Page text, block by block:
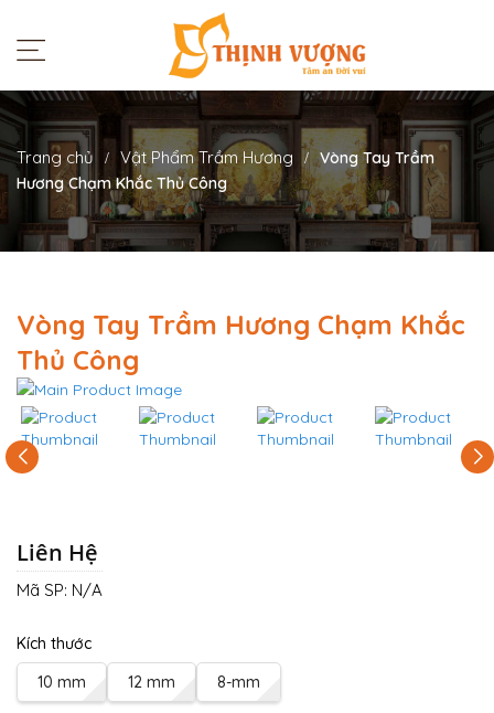
Trang chủ Vật Phẩm Trầm Hương
Vòng Tay Trầm
Hương Chạm Khắc Thủ Công
Vòng Tay Trầm Hương Chạm Khắc
Thủ Công
Liên Hệ
Kích thước
10 mm
12 mm 8-mm
Mã SP: N/A